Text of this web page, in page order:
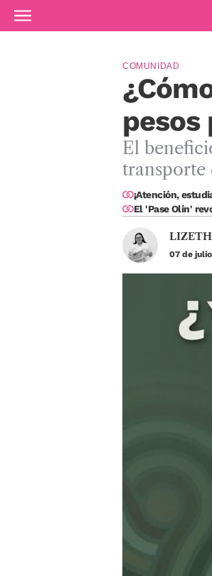
Ir al contenido principal
pesos
COMUNIDAD
El
transporte
¡Atención,
El 'Pase Olin'
07 de